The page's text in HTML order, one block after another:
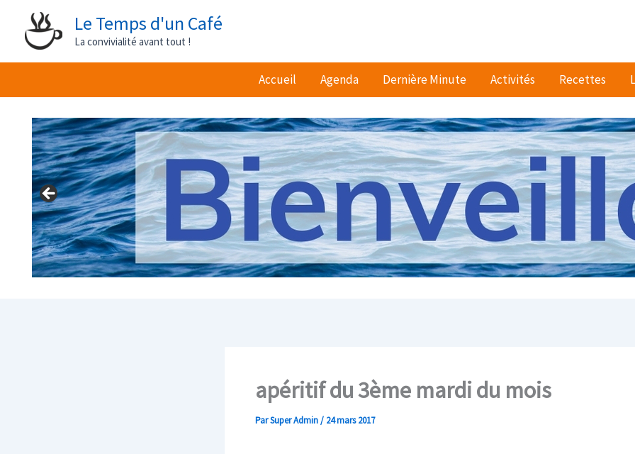
contenu
Le Temps d'un Café
La convivialité avant tout !
Accueil Agenda Dernière Minute Activités Recettes
apéritif du 3ème mardi du mois
ParSuper Admin/ 24 mars 2017